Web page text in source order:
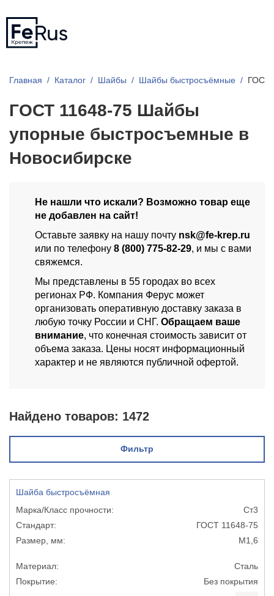
Главная Каталог Шайбы Шайбы быстросъёмные ГОСТ
ГОСТ 11648-75 Шайбы
упорные быстросъемные в
Новосибирске
Не нашли что искали? Возможно товар еще
не добавлен на сайт!
Оставьте заявку на нашу почту nsk@fe-krep.ru
или по телефону 8 (800) 775-82-29, и мы с вами
свяжемся.
Мы представлены в 55 городах во всех
регионах РФ. Компания Ферус может
организовать оперативную доставку заказа в
любую точку России и СНГ. Обращаем ваше
внимание, что конечная стоимость зависит от
объема заказа. Цены носят информационный
характер и не являются публичной офертой.
Найдено товаров: 1472
Фильтр
Шайба быстросъёмная
Ст3
ГОСТ 11648-75
М1,6
Сталь
Без покрытия